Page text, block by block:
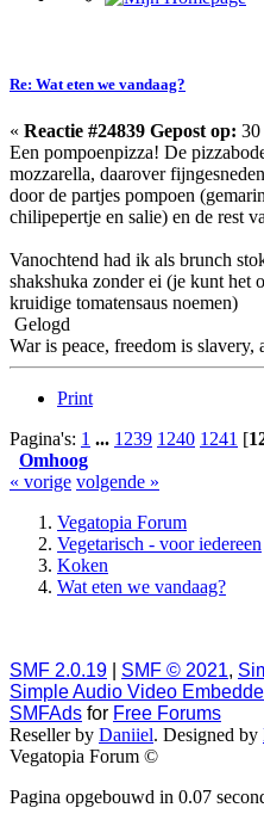
Re: Wat eten we vandaag?
« Reactie #24839 Gepost op: 30
Een pompoenpizza! De
mozzarella, daarover
door de partjes pompoen
chilipepertje en salie) en de rest
Vanochtend had ik als brunch
shakshuka zonder ei (je kunt het
kruidige tomatensaus noemen)
Gelogd
War is peace, freedom is slavery,
Print
Pagina's: 1 ... 1239 1240 1241 [
Omhoog
« vorige volgende »
Vegatopia Forum
Vegetarisch - voor iedereen
Koken
Wat eten we vandaag?
SMF 2.0.19 SMF © 2021,
Simple Audio Video
SMFAds for Free Forums
Reseller by Daniiel. Designed by
Vegatopia Forum ©
Pagina opgebouwd in 0.07